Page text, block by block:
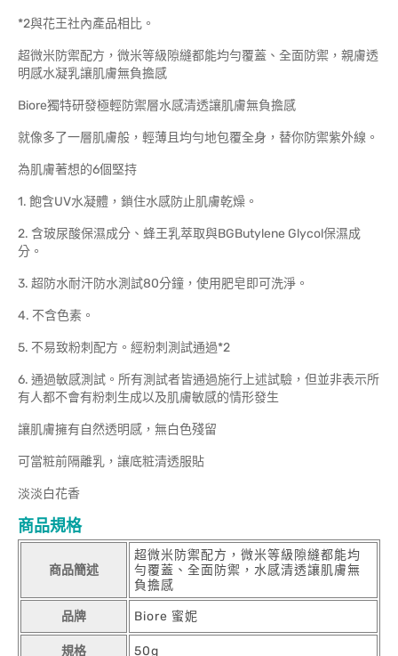
*2與花王社內產品相比。
超微米防禦配方，微米等級隙縫都能均勻覆蓋、全面防禦，親膚透
明感水凝乳讓肌膚無負擔感
Biore獨特研發極輕防禦層水感清透讓肌膚無負擔感
就像多了一層肌膚般，輕薄且均勻地包覆全身，替你防禦紫外線。
為肌膚著想的6個堅持
1. 飽含UV水凝體，鎖住水感防止肌膚乾燥。
2. 含玻尿酸保濕成分、蜂王乳萃取與BGButylene Glycol保濕成
分。
3. 超防水耐汗防水測試80分鐘，使用肥皂即可洗淨。
4. 不含色素。
5. 不易致粉刺配方。經粉刺測試通過*2
6. 通過敏感測試。所有測試者皆通過施行上述試驗，但並非表示所
有人都不會有粉刺生成以及肌膚敏感的情形發生
讓肌膚擁有自然透明感，無白色殘留
可當粧前隔離乳，讓底粧清透服貼
淡淡白花香
商品規格
商品簡述
超微米防禦配方，微米等級隙縫都能均
勻覆蓋、全面防禦，水感清透讓肌膚無
負擔感
品牌 Biore 蜜妮
規格 50g